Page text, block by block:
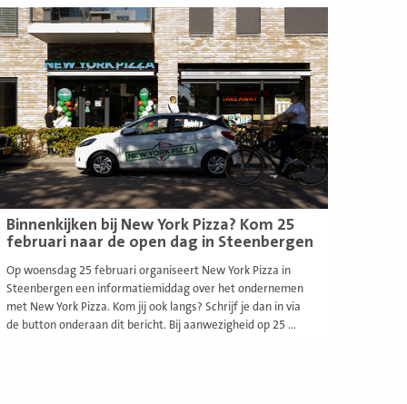
Binnenkijken bij New York Pizza? Kom 25
februari naar de open dag in Steenbergen
Op woensdag 25 februari organiseert New York Pizza in
Steenbergen een informatiemiddag over het ondernemen
met New York Pizza. Kom jij ook langs? Schrijf je dan in via
de button onderaan dit bericht. Bij aanwezigheid op 25 ...